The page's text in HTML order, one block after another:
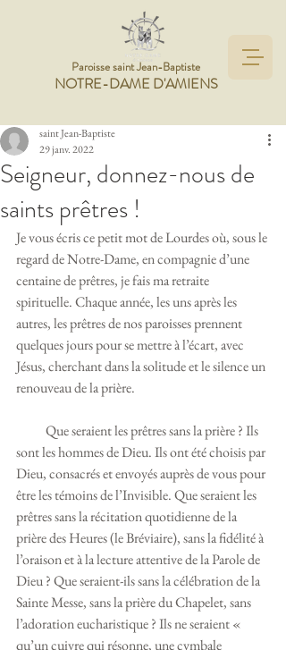
NOTRE-DAME D'AMIENS
Paroisse saint Jean-Baptiste
Seigneur, donnez-nous de
saints prêtres !
saint Jean-Baptiste
29 janv. 2022
Je vous écris ce petit mot de Lourdes où, sous le
regard de Notre-Dame, en compagnie d’une
centaine de prêtres, je fais ma retraite
spirituelle. Chaque année, les uns après les
autres, les prêtres de nos paroisses prennent
quelques jours pour se mettre à l’écart, avec
Jésus, cherchant dans la solitude et le silence un
renouveau de la prière.
sont les hommes de Dieu. Ils ont été choisis par
Dieu, consacrés et envoyés auprès de vous pour
être les témoins de l’Invisible. Que seraient les
prêtres sans la récitation quotidienne de la
prière des Heures (le Bréviaire), sans la fidélité à
l’oraison et à la lecture attentive de la Parole de
Dieu ? Que seraient-ils sans la célébration de la
Sainte Messe, sans la prière du Chapelet, sans
l’adoration eucharistique ? Ils ne seraient «
qu’un cuivre qui résonne, une cymbale